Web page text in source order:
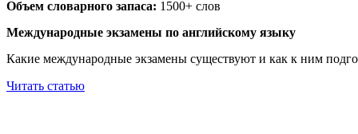
Объем словарного запаса: 1500+ слов
Международные экзамены по английскому языку
Какие международные экзамены существуют и как к ним
Читать статью